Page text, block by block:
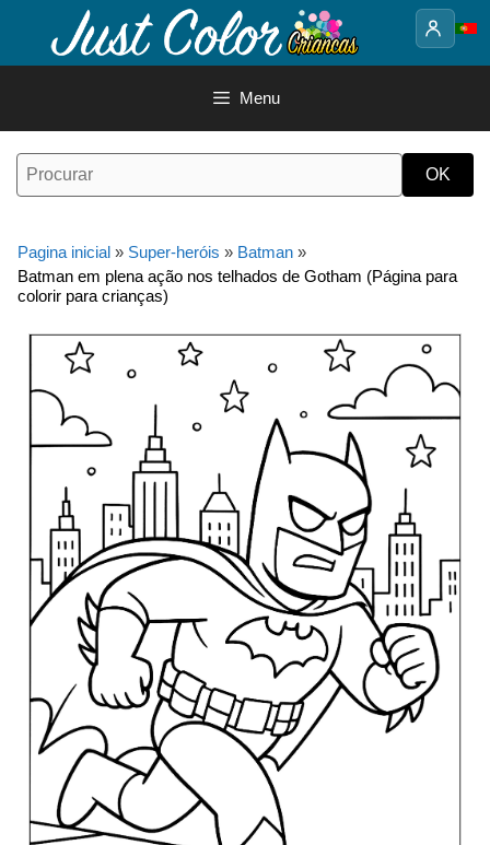
o
Menu
Pagina inicial » Super-heróis » Batman »
Batman em plena ação nos telhados de Gotham (Página para
colorir para crianças)